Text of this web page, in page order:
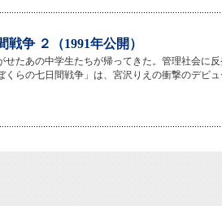
戦争 ２（1991年公開）
せたあの中学生たちが帰ってきた。管理社会に
くらの七日間戦争」は、宮沢りえの衝撃のデビ